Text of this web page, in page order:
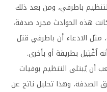
باطرفي، ومن بعد ذلك
هذه الحوادث مجرد صدفة،
مثل الادعاء أن باطرفي قتل
اُغْتِيل بطريقة أو بأخرى.
أن يُبتلى التنظيم بوفيات
وهذا تحليل ناتج عن